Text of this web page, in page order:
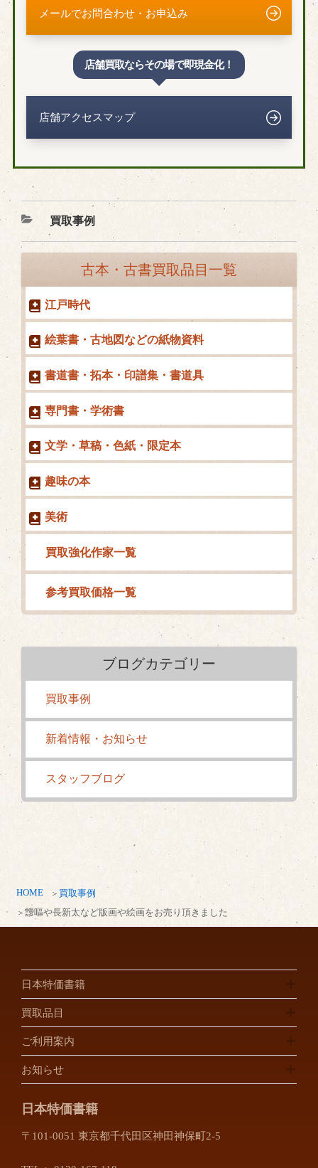
HOME
買取事例
靉嘔や長新太など版画や絵画をお売り頂きました
メールでお問合わせ・お申込み
店舗買取ならその場で即現金化！
店舗アクセスマップ
カ
テ
買取事例
古本・古書買取品目一覧
江戸時代
絵葉書・古地図などの紙物資料
書道書・拓本・印譜集・書道具
専門書・学術書
文学・草稿・色紙・限定本
趣味の本
美術
買取強化作家一覧
参考買取価格一覧
ブログカテゴリー
買取事例
新着情報・お知らせ
スタッフブログ
日本特価書籍
買取品目
ご利用案内
お知らせ
日本特価書籍
〒101-0051 東京都千代田区神田神保町2-5